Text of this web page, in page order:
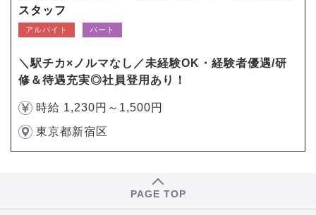
スタッフ
アルバイト パート
＼駅チカ×ノルマなし／未経験OK・経験者優遇/研
修＆待遇充実◎社員登用あり！
時給 1,230円～1,500円
東京都新宿区
PAGE TOP